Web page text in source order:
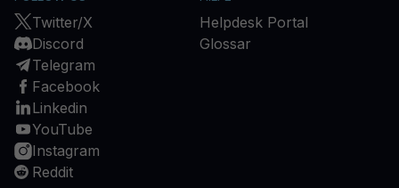
Twitter/X
Discord
Telegram
Facebook
Linkedin
YouTube
Instagram
Reddit
Helpdesk Portal
Glossar